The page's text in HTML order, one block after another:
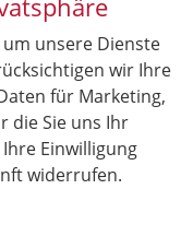
vorhanden
vorhanden
vorhanden
vorhanden
vorhanden
unsere Dienste
wir Ihre
für Marketing,
die Sie uns Ihr
Einwilligung
widerrufen.